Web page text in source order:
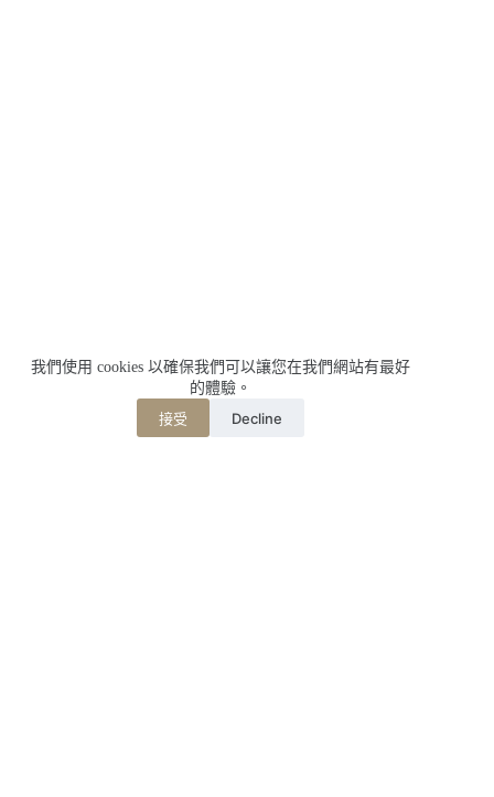
我們使用 cookies 以確保我們可以讓您在我們網站有最好
的體驗。
接受 Decline